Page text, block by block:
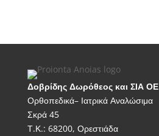
Δοβρίδης Δωρόθεος και ΣΙΑ ΟΕ
Ορθοπεδικά– Ιατρικά Αναλώσιμα
Σκρά 45
Τ.Κ.: 68200, Ορεστιάδα